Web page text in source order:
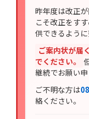
昨年度は改正
こそ改正をす
供できるように
ご案内状が届
でください。
継続でお願い申
ご不明な方は
絡ください。